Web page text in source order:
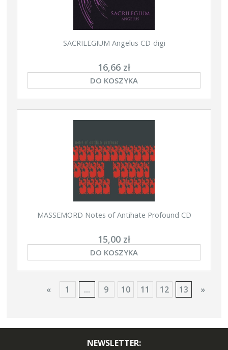
SACRILEGIUM Angelus CD-digi
16,66 zł
DO KOSZYKA
MASSEMORD Notes of Antihate Profound CD
15,00 zł
DO KOSZYKA
« 1 ... 9 10 11 12 13 »
NEWSLETTER: